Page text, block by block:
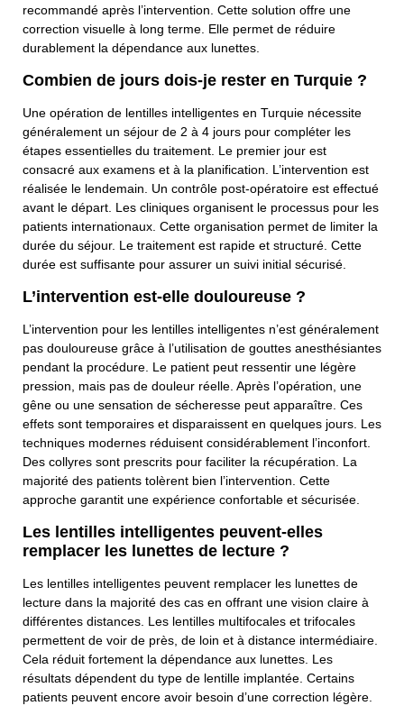
recommandé après l’intervention. Cette solution offre une
correction visuelle à long terme. Elle permet de réduire
durablement la dépendance aux lunettes.
Combien de jours dois-je rester en Turquie ?
Une opération de lentilles intelligentes en Turquie nécessite
généralement un séjour de 2 à 4 jours pour compléter les
étapes essentielles du traitement. Le premier jour est
consacré aux examens et à la planification. L’intervention est
réalisée le lendemain. Un contrôle post-opératoire est effectué
avant le départ. Les cliniques organisent le processus pour les
patients internationaux. Cette organisation permet de limiter la
durée du séjour. Le traitement est rapide et structuré. Cette
durée est suffisante pour assurer un suivi initial sécurisé.
L’intervention est-elle douloureuse ?
L’intervention pour les lentilles intelligentes n’est généralement
pas douloureuse grâce à l’utilisation de gouttes anesthésiantes
pendant la procédure. Le patient peut ressentir une légère
pression, mais pas de douleur réelle. Après l’opération, une
gêne ou une sensation de sécheresse peut apparaître. Ces
effets sont temporaires et disparaissent en quelques jours. Les
techniques modernes réduisent considérablement l’inconfort.
Des collyres sont prescrits pour faciliter la récupération. La
majorité des patients tolèrent bien l’intervention. Cette
approche garantit une expérience confortable et sécurisée.
Les lentilles intelligentes peuvent-elles
remplacer les lunettes de lecture ?
Les lentilles intelligentes peuvent remplacer les lunettes de
lecture dans la majorité des cas en offrant une vision claire à
différentes distances. Les lentilles multifocales et trifocales
permettent de voir de près, de loin et à distance intermédiaire.
Cela réduit fortement la dépendance aux lunettes. Les
résultats dépendent du type de lentille implantée. Certains
patients peuvent encore avoir besoin d’une correction légère.
Contactez-Nous
Nom Complet
Adresse E-Mail
Sujet